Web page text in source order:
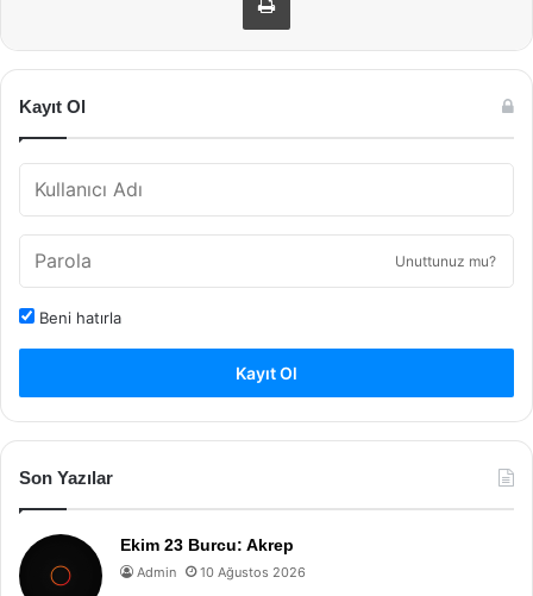
Kayıt Ol
Unuttunuz mu?
Beni hatırla
Kayıt Ol
Son Yazılar
Ekim 23 Burcu: Akrep
Admin 10 Ağustos 2026